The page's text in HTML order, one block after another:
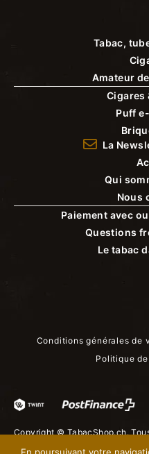
Tabac,
Amateur
Cigares
Puff
La
Qui
Nous
Paiement avec
Questions
Le tabac
Conditions générales de
Politique
Copyright © TabacShop.ch.